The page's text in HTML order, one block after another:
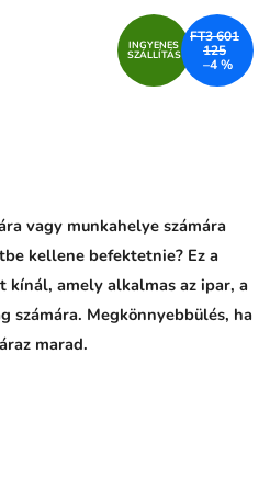
vagy munkahelye számára
kellene befektetnie? Ez a
kínál, amely alkalmas az ipar, a
számára. Megkönnyebbülés, ha
marad.
INGYENES
SZÁLLÍTÁS
FT3 601
125
–4 %